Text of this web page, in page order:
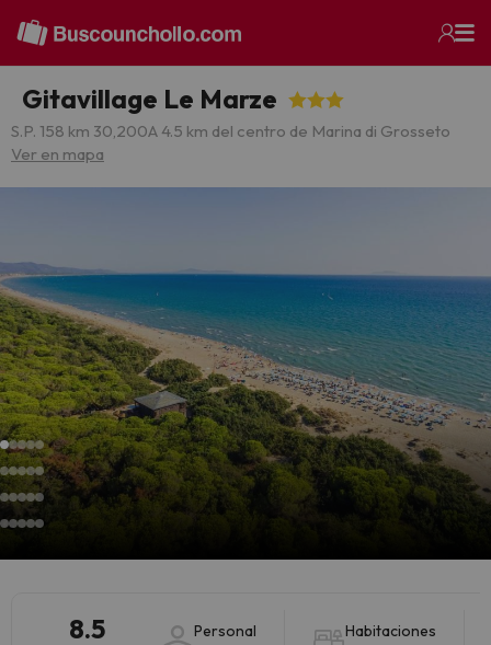
Gitavillage Le Marze
S.P. 158 km 30,200A 4.5 km del centro de Marina di Grosseto
Ver en mapa
8.5 Personal Habitaciones